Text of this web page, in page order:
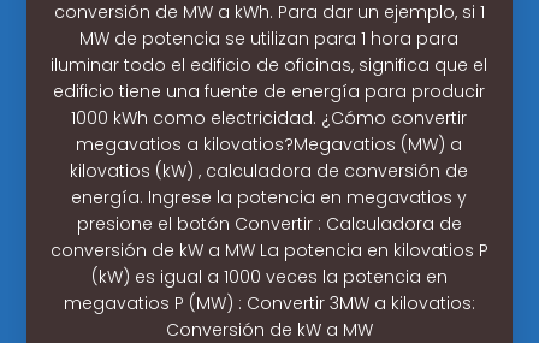
conversión de MW a kWh. Para dar un ejemplo, si 1
MW de potencia se utilizan para 1 hora para
iluminar todo el edificio de oficinas, significa que el
edificio tiene una fuente de energía para producir
1000 kWh como electricidad. ¿Cómo convertir
megavatios a kilovatios?Megavatios (MW) a
kilovatios (kW) , calculadora de conversión de
energía. Ingrese la potencia en megavatios y
presione el botón Convertir : Calculadora de
conversión de kW a MW La potencia en kilovatios P
(kW) es igual a 1000 veces la potencia en
megavatios P (MW) : Convertir 3MW a kilovatios:
Conversión de kW a MW